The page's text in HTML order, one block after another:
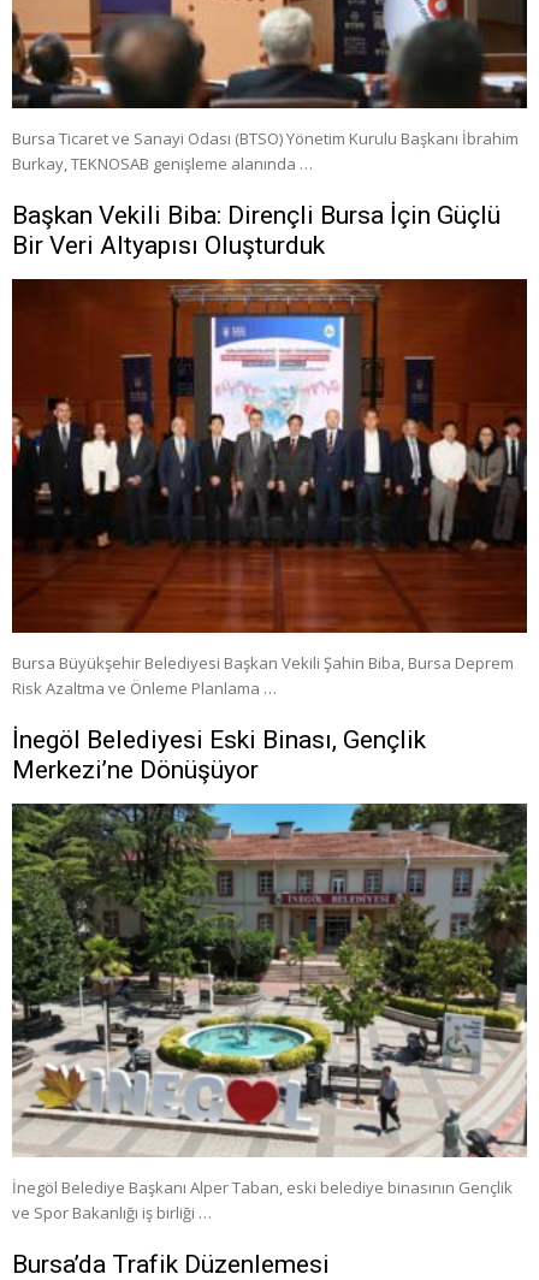
Bursa Ticaret ve Sanayi Odası (BTSO) Yönetim Kurulu Başkanı İbrahim
Burkay, TEKNOSAB genişleme alanında …
Başkan Vekili Biba: Dirençli Bursa İçin Güçlü
Bir Veri Altyapısı Oluşturduk
Bursa Büyükşehir Belediyesi Başkan Vekili Şahin Biba, Bursa Deprem
Risk Azaltma ve Önleme Planlama …
İnegöl Belediyesi Eski Binası, Gençlik
Merkezi’ne Dönüşüyor
İnegöl Belediye Başkanı Alper Taban, eski belediye binasının Gençlik
ve Spor Bakanlığı iş birliği …
Bursa’da Trafik Düzenlemesi